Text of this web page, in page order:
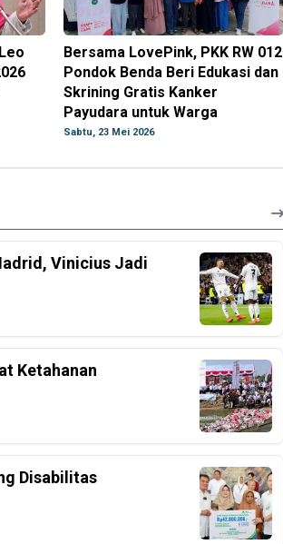
Bersama LovePink, PKK RW 012
Pondok Benda Beri Edukasi dan
Skrining Gratis Kanker
Payudara untuk Warga
Sabtu, 23 Mei 2026
Vinicius Jadi
Ketahanan
Disabilitas